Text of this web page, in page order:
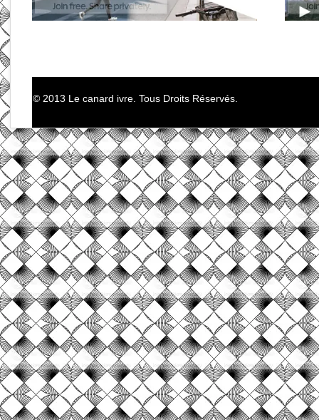
© 2013 Le canard ivre. Tous Droits Réservés.